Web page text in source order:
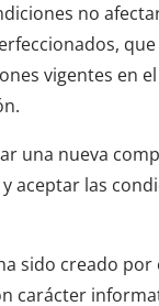
no
vigentes en
una nueva
aceptar las
sido creado por
carácter